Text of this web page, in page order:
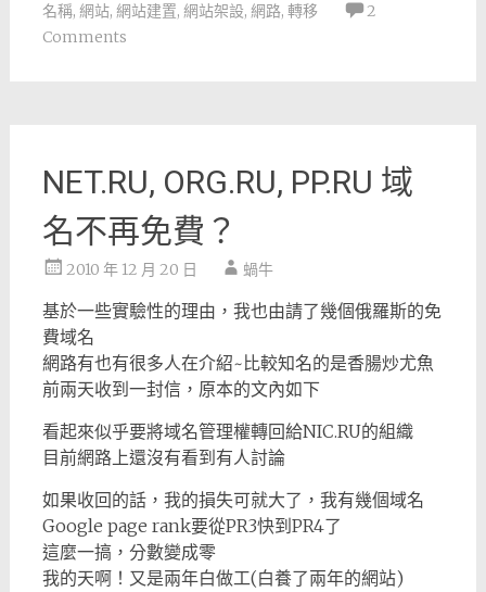
名稱, 網站, 網站建置, 網站架設, 網路, 轉移
2
Comments
NET.RU, ORG.RU, PP.RU 域
名不再免費？
2010 年 12 月 20 日 蝸牛
基於一些實驗性的理由，我也由請了幾個俄羅斯的免
費域名
網路有也有很多人在介紹~比較知名的是香腸炒尤魚
前兩天收到一封信，原本的文內如下
看起來似乎要將域名管理權轉回給NIC.RU的組織
目前網路上還沒有看到有人討論
如果收回的話，我的損失可就大了，我有幾個域名
Google page rank要從PR3快到PR4了
這麼一搞，分數變成零
我的天啊！又是兩年白做工(白養了兩年的網站)